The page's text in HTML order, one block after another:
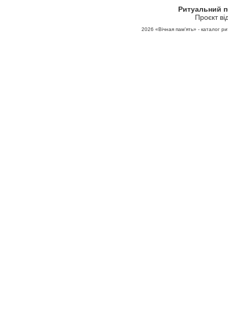
Ритуальний
Проєкт
2026 «Вічная пам'ять» - каталог